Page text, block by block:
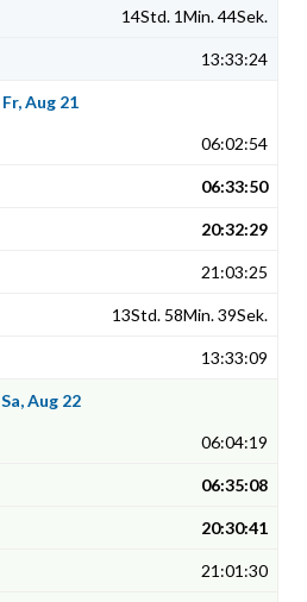
14Std. 1Min. 44Sek.
13:33:24
Fr, Aug 21
06:02:54
06:33:50
20:32:29
21:03:25
13Std. 58Min. 39Sek.
13:33:09
Sa, Aug 22
06:04:19
06:35:08
20:30:41
21:01:30